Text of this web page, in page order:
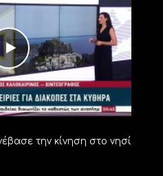
την κίνηση στο νησί